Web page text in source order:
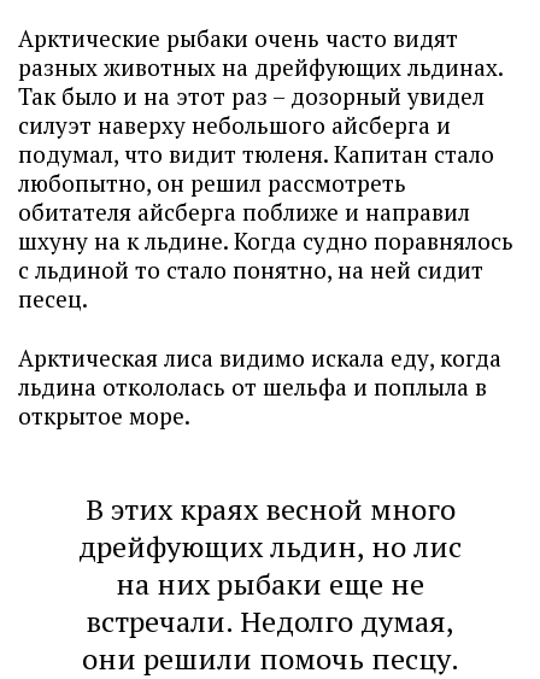
Арктические рыбаки очень часто видят
разных животных на дрейфующих льдинах.
Так было и на этот раз – дозорный увидел
силуэт наверху небольшого айсберга и
подумал, что видит тюленя. Капитан стало
любопытно, он решил рассмотреть
обитателя айсберга поближе и направил
шхуну на к льдине. Когда судно поравнялось
с льдиной то стало понятно, на ней сидит
песец.
Арктическая лиса видимо искала еду, когда
льдина откололась от шельфа и поплыла в
открытое море.
В этих краях весной много
дрейфующих льдин, но лис
на них рыбаки еще не
встречали. Недолго думая,
они решили помочь песцу.